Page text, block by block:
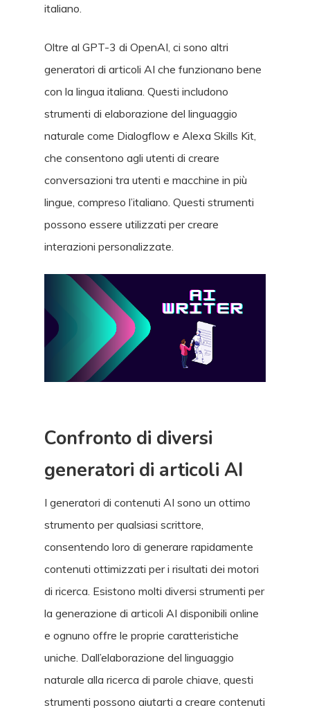
italiano.
Oltre al GPT-3 di OpenAI, ci sono altri
generatori di articoli AI che funzionano bene
con la lingua italiana. Questi includono
strumenti di elaborazione del linguaggio
naturale come Dialogflow e Alexa Skills Kit,
che consentono agli utenti di creare
conversazioni tra utenti e macchine in più
lingue, compreso l’italiano. Questi strumenti
possono essere utilizzati per creare
interazioni personalizzate.
Confronto di diversi
generatori di articoli AI
I generatori di contenuti AI sono un ottimo
strumento per qualsiasi scrittore,
consentendo loro di generare rapidamente
contenuti ottimizzati per i risultati dei motori
di ricerca. Esistono molti diversi strumenti per
la generazione di articoli AI disponibili online
e ognuno offre le proprie caratteristiche
uniche. Dall’elaborazione del linguaggio
naturale alla ricerca di parole chiave, questi
strumenti possono aiutarti a creare contenuti